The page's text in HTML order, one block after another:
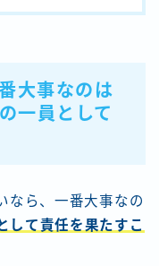
大事なのは
一員として
なら、一番大事なの
して責任を果たすこ